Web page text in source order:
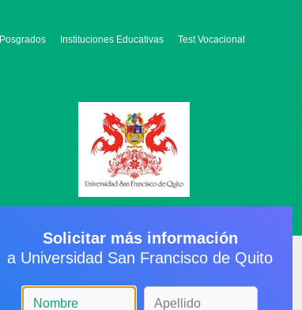
Posgrados Instituciones Educativas Test Vocacional
Solicitar más información
a Universidad San Francisco de Quito